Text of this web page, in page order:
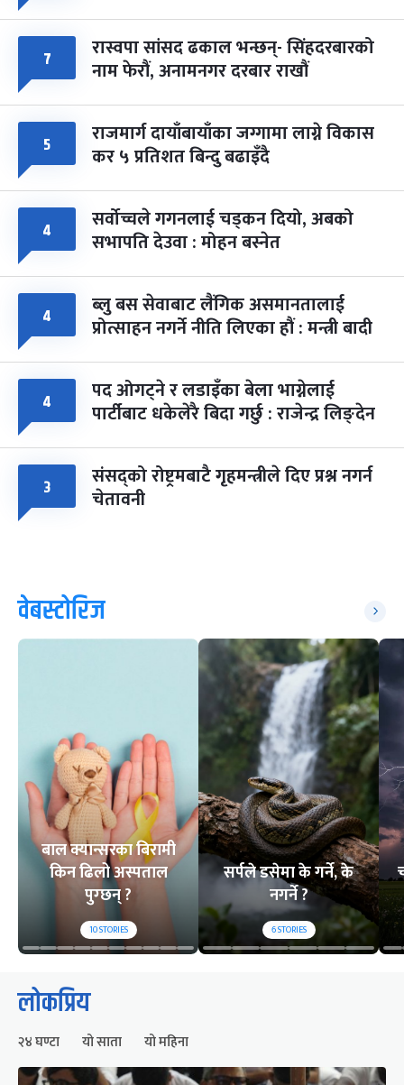
७ रास्वपा सांसद ढकाल भन्छन्- सिंहदरबारको
नाम फेरौं, अनामनगर दरबार राखौं
५ राजमार्ग दायाँबायाँका जग्गामा लाग्ने विकास
कर ५ प्रतिशत बिन्दु बढाइँदै
४ सर्वोच्चले गगनलाई चड्कन दियो, अबको
सभापति देउवा : मोहन बस्नेत
४ ब्लु बस सेवाबाट लैंगिक असमानतालाई
प्रोत्साहन नगर्ने नीति लिएका हौं : मन्त्री बादी
४ पद ओगट्ने र लडाइँका बेला भाग्नेलाई
पार्टीबाट धकेलेरै बिदा गर्छु : राजेन्द्र लिङ्देन
३ संसद्को रोष्ट्रमबाटै गृहमन्त्रीले दिए प्रश्न नगर्न
चेतावनी
वेबस्टोरिज
बाल क्यान्सरका बिरामी
किन ढिलो अस्पताल
पुग्छन् ?
10STORIES
सर्पले डसेमा के गर्ने, के
नगर्ने ?
6STORIES
लोकप्रिय
२४ घण्टा यो साता यो महिना